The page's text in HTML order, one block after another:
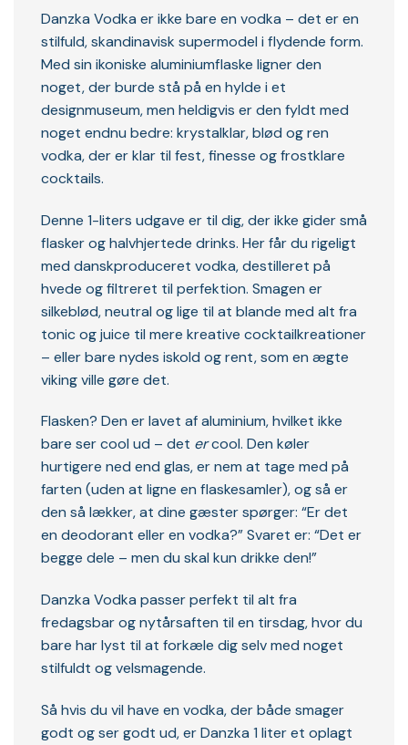
Danzka Vodka er ikke bare en vodka – det er en
stilfuld, skandinavisk supermodel i flydende form.
Med sin ikoniske aluminiumflaske ligner den
noget, der burde stå på en hylde i et
designmuseum, men heldigvis er den fyldt med
noget endnu bedre: krystalklar, blød og ren
vodka, der er klar til fest, finesse og frostklare
cocktails.
Denne 1-liters udgave er til dig, der ikke gider små
flasker og halvhjertede drinks. Her får du rigeligt
med danskproduceret vodka, destilleret på
hvede og filtreret til perfektion. Smagen er
silkeblød, neutral og lige til at blande med alt fra
tonic og juice til mere kreative cocktailkreationer
– eller bare nydes iskold og rent, som en ægte
viking ville gøre det.
Flasken? Den er lavet af aluminium, hvilket ikke
bare ser cool ud – det ercool. Den køler
hurtigere ned end glas, er nem at tage med på
farten (uden at ligne en flaskesamler), og så er
den så lækker, at dine gæster spørger: “Er det
en deodorant eller en vodka?” Svaret er: “Det er
begge dele – men du skal kun drikke den!”
Danzka Vodka passer perfekt til alt fra
fredagsbar og nytårsaften til en tirsdag, hvor du
bare har lyst til at forkæle dig selv med noget
stilfuldt og velsmagende.
Så hvis du vil have en vodka, der både smager
godt og ser godt ud, er Danzka 1 liter et oplagt